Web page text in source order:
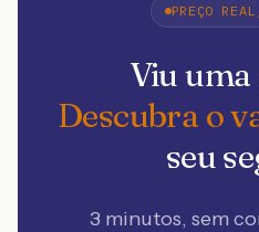
PREÇO
Viu
Descubra o
seu
3 minutos, sem